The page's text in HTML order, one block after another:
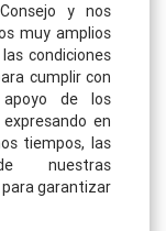
y nos
muy amplios
condiciones
cumplir con
de los
en
tiempos, las
nuestras
garantizar